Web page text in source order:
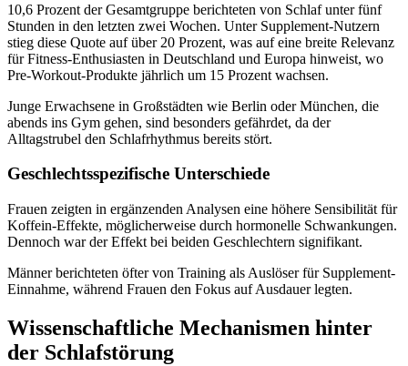
10,6 Prozent der Gesamtgruppe berichteten von Schlaf unter fünf
Stunden in den letzten zwei Wochen. Unter Supplement-Nutzern
stieg diese Quote auf über 20 Prozent, was auf eine breite Relevanz
für Fitness-Enthusiasten in Deutschland und Europa hinweist, wo
Pre-Workout-Produkte jährlich um 15 Prozent wachsen.
Junge Erwachsene in Großstädten wie Berlin oder München, die
abends ins Gym gehen, sind besonders gefährdet, da der
Alltagstrubel den Schlafrhythmus bereits stört.
Geschlechtsspezifische Unterschiede
Frauen zeigten in ergänzenden Analysen eine höhere Sensibilität für
Koffein-Effekte, möglicherweise durch hormonelle Schwankungen.
Dennoch war der Effekt bei beiden Geschlechtern signifikant.
Männer berichteten öfter von Training als Auslöser für Supplement-
Einnahme, während Frauen den Fokus auf Ausdauer legten.
Wissenschaftliche Mechanismen hinter
der Schlafstörung